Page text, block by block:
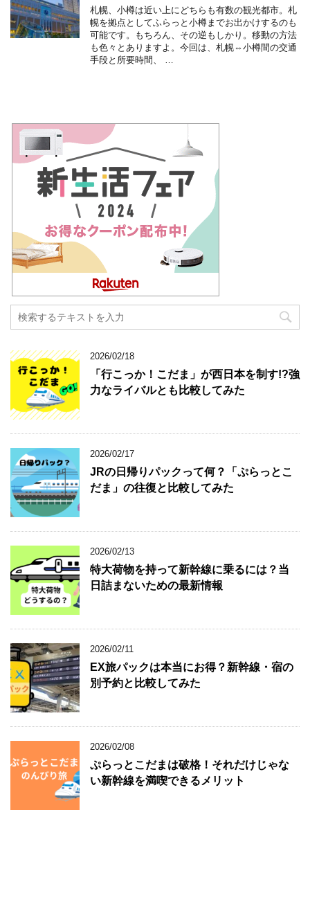
札幌、小樽は近い上にどちらも有数の観光都市。札
幌を拠点としてふらっと小樽までお出かけするのも
可能です。もちろん、その逆もしかり。移動の方法
も色々とありますよ。今回は、札幌⇔小樽間の交通
手段と所要時間、 …
2026/02/18
「行こっか！こだま」が西日本を制す!?強
力なライバルとも比較してみた
2026/02/17
JRの日帰りパックって何？「ぷらっとこ
だま」の往復と比較してみた
2026/02/13
特大荷物を持って新幹線に乗るには？当
日詰まないための最新情報
2026/02/11
EX旅パックは本当にお得？新幹線・宿の
別予約と比較してみた
2026/02/08
ぷらっとこだまは破格！それだけじゃな
い新幹線を満喫できるメリット